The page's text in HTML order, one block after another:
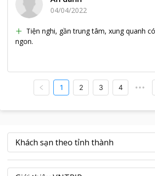
04/04/2022
Tiện nghi, gần trung tâm, xung quanh
ngon.
1 2 3 4 •••